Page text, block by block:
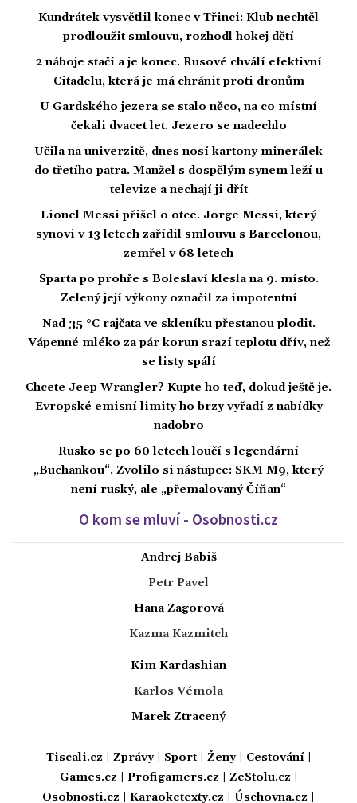
Kundrátek vysvětlil konec v Třinci: Klub nechtěl
prodloužit smlouvu, rozhodl hokej dětí
2 náboje stačí a je konec. Rusové chválí efektivní
Citadelu, která je má chránit proti dronům
U Gardského jezera se stalo něco, na co místní
čekali dvacet let. Jezero se nadechlo
Učila na univerzitě, dnes nosí kartony minerálek
do třetího patra. Manžel s dospělým synem leží u
televize a nechají ji dřít
Lionel Messi přišel o otce. Jorge Messi, který
synovi v 13 letech zařídil smlouvu s Barcelonou,
zemřel v 68 letech
Sparta po prohře s Boleslaví klesla na 9. místo.
Zelený její výkony označil za impotentní
Nad 35 °C rajčata ve skleníku přestanou plodit.
Vápenné mléko za pár korun srazí teplotu dřív, než
se listy spálí
Chcete Jeep Wrangler? Kupte ho teď, dokud ještě je.
Evropské emisní limity ho brzy vyřadí z nabídky
nadobro
Rusko se po 60 letech loučí s legendární
„Buchankou“. Zvolilo si nástupce: SKM M9, který
není ruský, ale „přemalovaný Číňan“
O kom se mluví - Osobnosti.cz
Andrej Babiš
Petr Pavel
Hana Zagorová
Kazma Kazmitch
Kim Kardashian
Karlos Vémola
Marek Ztracený
Tiscali.cz Zprávy| Sport| Ženy| Cestování|
Games.cz
Profigamers.cz ZeStolu.cz
Osobnosti.cz
Karaoketexty.cz Úschovna.cz